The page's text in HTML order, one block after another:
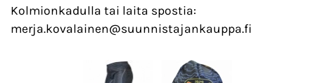
Kolmionkadulla tai laita spostia:
merja.kovalainen@suunnistajankauppa.fi